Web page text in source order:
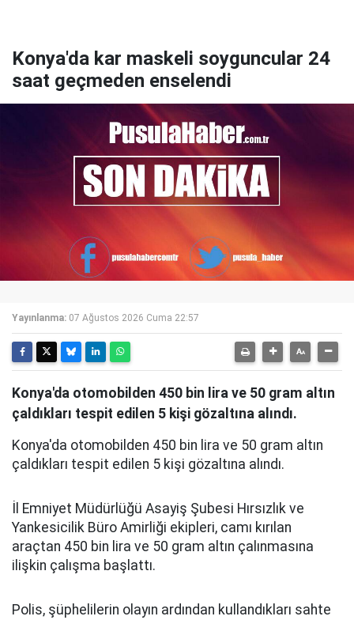
Konya'da kar maskeli soyguncular 24
saat geçmeden enselendi
Yayınlanma: 07 Ağustos 2026 Cuma 22:57
Konya'da otomobilden 450 bin lira ve 50 gram altın
çaldıkları tespit edilen 5 kişi gözaltına alındı.
Konya'da otomobilden 450 bin lira ve 50 gram altın
çaldıkları tespit edilen 5 kişi gözaltına alındı.
İl Emniyet Müdürlüğü Asayiş Şubesi Hırsızlık ve
Yankesicilik Büro Amirliği ekipleri, camı kırılan
araçtan 450 bin lira ve 50 gram altın çalınmasına
ilişkin çalışma başlattı.
Polis, şüphelilerin olayın ardından kullandıkları sahte